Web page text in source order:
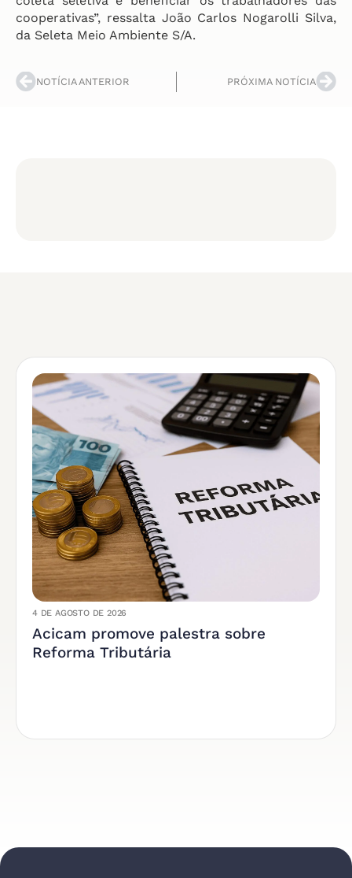
cooperativas”, ressalta João Carlos Nogarolli Silva,
da Seleta Meio Ambiente S/A.
NOTÍCIA ANTERIOR PRÓXIMA NOTÍCIA
4 DE AGOSTO DE 2026
Acicam promove palestra sobre
Reforma Tributária